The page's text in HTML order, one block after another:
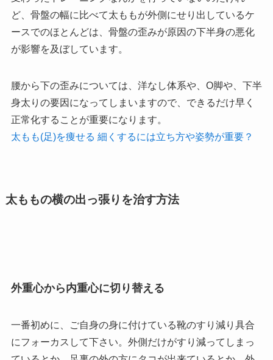
ど、骨盤の幅に比べて太ももが外側にせり出しているケ
ースでのほとんどは、骨盤の歪みが原因の下半身の悪化
が影響を及ぼしています。
腰から下の歪みについては、洋なし体系や、O脚や、下半
身太りの要因になってしまいますので、できるだけ早く
正常化することが重要になります。
太もも(足)を痩せる 細くするには立ち方や姿勢が重要？
太ももの横の出っ張りを治す方法
外重心から内重心に切り替える
一番初めに、ご自身の身に付けている靴のすり減り具合
にフォーカスして下さい。外側だけがすり減ってしまっ